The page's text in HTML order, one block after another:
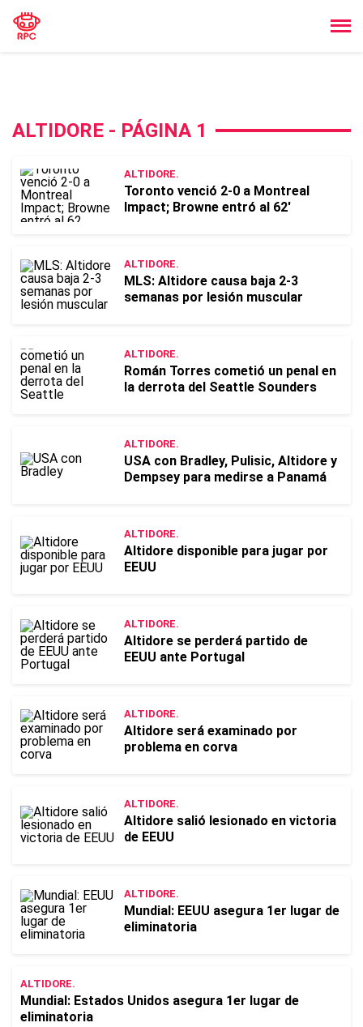
ALTIDORE - PÁGINA 1
ALTIDORE.
Toronto venció 2-0 a Montreal
Impact; Browne entró al 62'
ALTIDORE.
MLS: Altidore causa baja 2-3
semanas por lesión muscular
ALTIDORE.
Román Torres cometió un penal en
la derrota del Seattle Sounders
ALTIDORE.
USA con Bradley, Pulisic, Altidore y
Dempsey para medirse a Panamá
ALTIDORE.
Altidore disponible para jugar por
EEUU
ALTIDORE.
Altidore se perderá partido de
EEUU ante Portugal
ALTIDORE.
Altidore será examinado por
problema en corva
ALTIDORE.
Altidore salió lesionado en victoria
de EEUU
ALTIDORE.
Mundial: EEUU asegura 1er lugar de
eliminatoria
ALTIDORE.
Mundial: Estados Unidos asegura 1er lugar de
eliminatoria